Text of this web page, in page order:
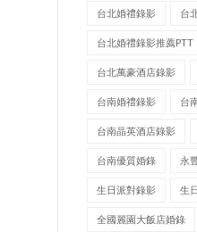
台北婚禮錄影 台
台北婚禮錄影推薦PTT
台北萬豪酒店錄影
台南婚禮錄影 台
台南晶英酒店錄影
台南優質婚錄 永
生日派對錄影 生
全國麗園大飯店婚錄